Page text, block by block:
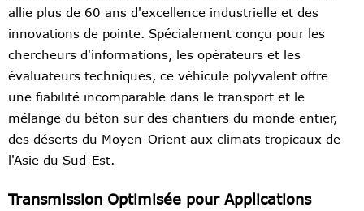
allie plus de 60 ans d'excellence industrielle et des
innovations de pointe. Spécialement conçu pour les
chercheurs d'informations, les opérateurs et les
évaluateurs techniques, ce véhicule polyvalent offre
une fiabilité incomparable dans le transport et le
mélange du béton sur des chantiers du monde entier,
des déserts du Moyen-Orient aux climats tropicaux de
l'Asie du Sud-Est.
Transmission Optimisée pour Applications